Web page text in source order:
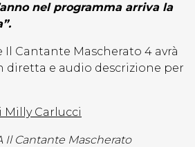
nel programma arriva la
Il Cantante Mascherato 4 avrà
e audio descrizione per
Milly Carlucci
Il Cantante Mascherato